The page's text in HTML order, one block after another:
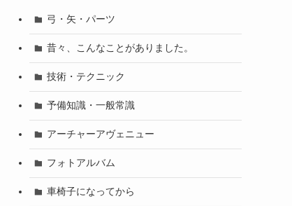
弓・矢・パーツ
昔々、こんなことがありました。
技術・テクニック
予備知識・一般常識
アーチャーアヴェニュー
フォトアルバム
車椅子になってから